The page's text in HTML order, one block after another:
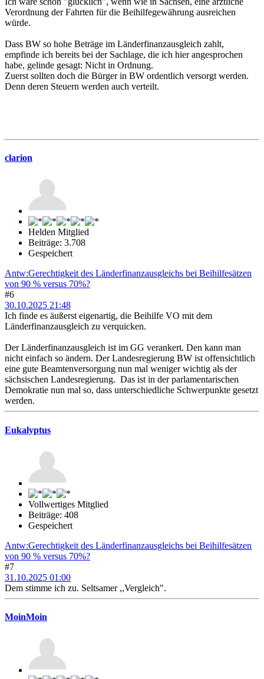
Verordnung der Fahrten für die Beihilfegewährung ausreichen
würde.
Dass BW so hohe Beträge im Länderfinanzausgleich zahlt,
empfinde ich bereits bei der Sachlage, die ich hier angesprochen
habe, gelinde gesagt: Nicht in Ordnung.
Zuerst sollten doch die Bürger in BW ordentlich versorgt werden.
Denn deren Steuern werden auch verteilt.
clarion
Helden Mitglied
Beiträge: 3.708
Gespeichert
Antw:Gerechtigkeit des Länderfinanzausgleichs bei Beihilfesätzen
von 90 % versus 70%?
#6
30.10.2025 21:48
Ich finde es äußerst eigenartig, die Beihilfe VO mit dem
Länderfinanzausgleich zu verquicken.
Der Länderfinanzausgleich ist im GG verankert. Den kann man
nicht einfach so ändern. Der Landesregierung BW ist offensichtlich
eine gute Beamtenversorgung nun mal weniger wichtig als der
sächsischen Landesregierung. Das ist in der parlamentarischen
Demokratie nun mal so, dass unterschiedliche Schwerpunkte gesetzt
werden.
Eukalyptus
Vollwertiges Mitglied
Beiträge: 408
Gespeichert
Antw:Gerechtigkeit des Länderfinanzausgleichs bei Beihilfesätzen
von 90 % versus 70%?
#7
31.10.2025 01:00
Dem stimme ich zu. Seltsamer ,,Vergleich".
MoinMoin